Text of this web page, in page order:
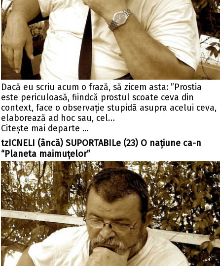
Dacă eu scriu acum o frază, să zicem asta: ”Prostia
este periculoasă, fiindcă prostul scoate ceva din
context, face o observație stupidă asupra acelui ceva,
elaborează ad hoc sau, cel…
Citeşte mai departe ...
tzICNELI (âncă) SUPORTABILe (23) O naţiune ca-n
“Planeta maimuţelor”